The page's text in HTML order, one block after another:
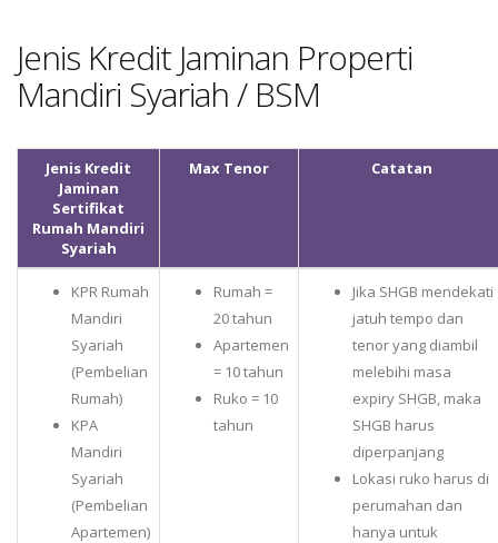
Jenis Kredit Jaminan Properti
Mandiri Syariah / BSM
Jenis Kredit
Jaminan
Sertifikat
Rumah Mandiri
Syariah
Max Tenor Catatan
KPR Rumah
Mandiri
Syariah
(Pembelian
Rumah)
KPA
Mandiri
Syariah
(Pembelian
Apartemen)
Rumah =
20 tahun
Apartemen
= 10 tahun
Ruko = 10
tahun
Jika SHGB mendekati
jatuh tempo dan
tenor yang diambil
melebihi masa
expiry SHGB, maka
SHGB harus
diperpanjang
Lokasi ruko harus di
perumahan dan
hanya untuk